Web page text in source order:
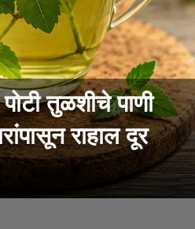
तुळशीचे पाणी
राहाल दूर